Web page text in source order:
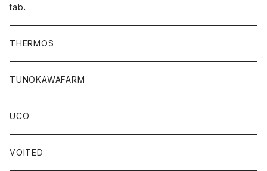
tab．
THERMOS
TUNOKAWAFARM
UCO
VOITED